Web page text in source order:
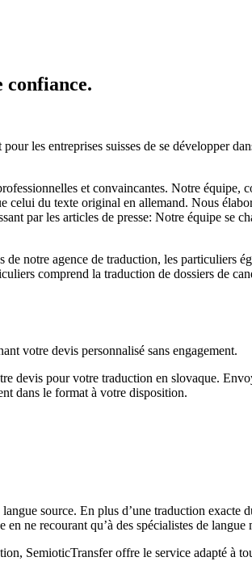
confiance.
les entreprises suisses de se développer
et convaincantes. Notre équipe,
du texte original en allemand. Nous
par les articles de presse: Notre équipe se
notre agence de traduction, les particuliers
comprend la traduction de dossiers de
votre devis personnalisé sans engagement.
devis pour votre traduction en slovaque.
dans le format à votre disposition.
source. En plus d’une traduction exacte
ne recourant qu’à des spécialistes de
SemioticTransfer offre le service adapté à